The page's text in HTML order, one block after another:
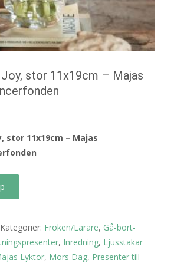
stor 11x19cm – Majas
stor 11x19cm – Majas
Kategorier: Fröken/Lärare, Gå-bort-
, Inredning, Ljusstakar
Lyktor, Mors Dag, Presenter till